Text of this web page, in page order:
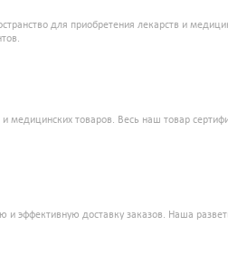
для приобретения лекарств и
медицинских товаров. Весь наш товар
эффективную доставку заказов. Наша